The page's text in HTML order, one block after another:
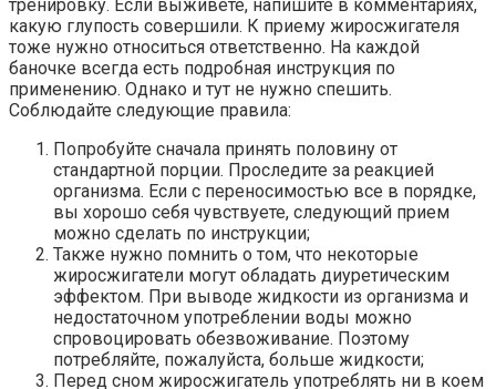
тренировку. Если выживете, напишите в комментариях,
какую глупость совершили. К приему жиросжигателя
тоже нужно относиться ответственно. На каждой
баночке всегда есть подробная инструкция по
применению. Однако и тут не нужно спешить.
Соблюдайте следующие правила:
Попробуйте сначала принять половину от
стандартной порции. Проследите за реакцией
организма. Если с переносимостью все в порядке,
вы хорошо себя чувствуете, следующий прием
можно сделать по инструкции;
Также нужно помнить о том, что некоторые
жиросжигатели могут обладать диуретическим
эффектом. При выводе жидкости из организма и
недостаточном употреблении воды можно
спровоцировать обезвоживание. Поэтому
потребляйте, пожалуйста, больше жидкости;
Перед сном жиросжигатель употреблять ни в коем